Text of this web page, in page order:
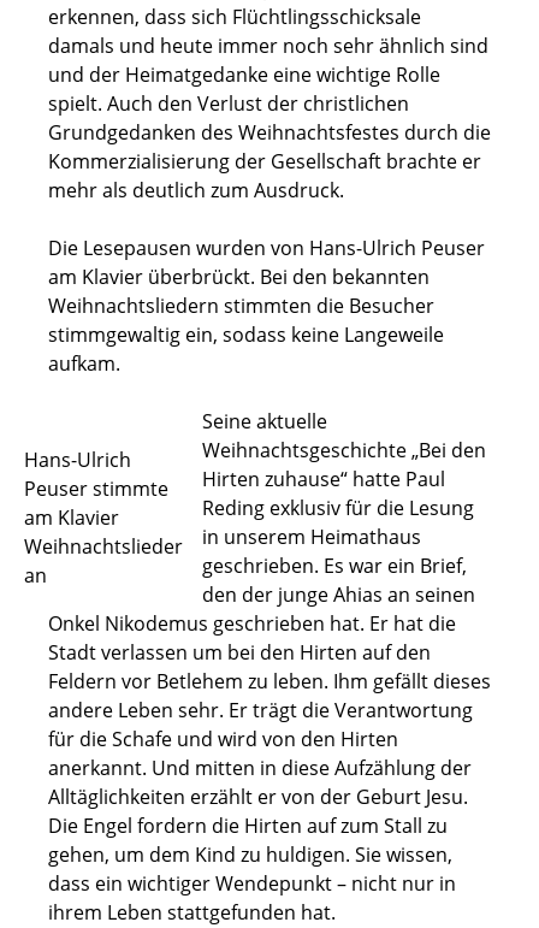
erkennen, dass sich Flüchtlingsschicksale
damals und heute immer noch sehr ähnlich sind
und der Heimatgedanke eine wichtige Rolle
spielt. Auch den Verlust der christlichen
Grundgedanken des Weihnachtsfestes durch die
Kommerzialisierung der Gesellschaft brachte er
mehr als deutlich zum Ausdruck.
Die Lesepausen wurden von Hans-Ulrich Peuser
am Klavier überbrückt. Bei den bekannten
Weihnachtsliedern stimmten die Besucher
stimmgewaltig ein, sodass keine Langeweile
aufkam.
Hans-Ulrich
Peuser stimmte
am Klavier
Weihnachtslieder
an
Seine aktuelle
Weihnachtsgeschichte „Bei den
Hirten zuhause“ hatte Paul
Reding exklusiv für die Lesung
in unserem Heimathaus
geschrieben. Es war ein Brief,
den der junge Ahias an seinen
Onkel Nikodemus geschrieben hat. Er hat die
Stadt verlassen um bei den Hirten auf den
Feldern vor Betlehem zu leben. Ihm gefällt dieses
andere Leben sehr. Er trägt die Verantwortung
für die Schafe und wird von den Hirten
anerkannt. Und mitten in diese Aufzählung der
Alltäglichkeiten erzählt er von der Geburt Jesu.
Die Engel fordern die Hirten auf zum Stall zu
gehen, um dem Kind zu huldigen. Sie wissen,
dass ein wichtiger Wendepunkt – nicht nur in
ihrem Leben stattgefunden hat.